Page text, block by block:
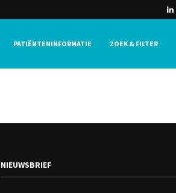
PATIËNTENINFORMATIE ZOEK & FILTER
NIEUWSBRIEF